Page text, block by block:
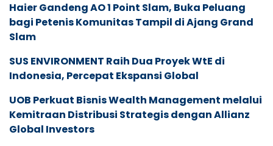
Haier Gandeng AO 1 Point Slam, Buka Peluang
bagi Petenis Komunitas Tampil di Ajang Grand
Slam
SUS ENVIRONMENT Raih Dua Proyek WtE di
Indonesia, Percepat Ekspansi Global
UOB Perkuat Bisnis Wealth Management melalui
Kemitraan Distribusi Strategis dengan Allianz
Global Investors